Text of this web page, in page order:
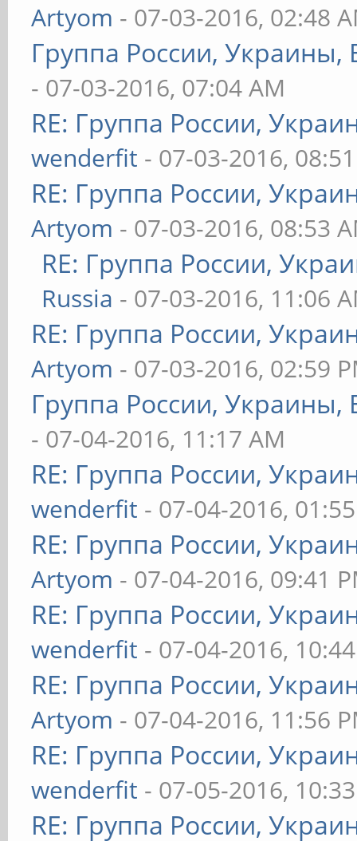
Artyom - 07-03-2016, 02:48
Группа России, Украины,
- 07-03-2016, 07:04 AM
RE: Группа России,
wenderfit - 07-03-2016,
RE: Группа России,
Artyom - 07-03-2016, 08:53
RE: Группа России,
Russia - 07-03-2016, 11:06
RE: Группа России,
Artyom - 07-03-2016, 02:59
Группа России, Украины,
- 07-04-2016, 11:17 AM
RE: Группа России,
wenderfit - 07-04-2016,
RE: Группа России,
Artyom - 07-04-2016, 09:41
RE: Группа России,
wenderfit - 07-04-2016,
RE: Группа России,
Artyom - 07-04-2016, 11:56
RE: Группа России,
wenderfit - 07-05-2016,
RE: Группа России,